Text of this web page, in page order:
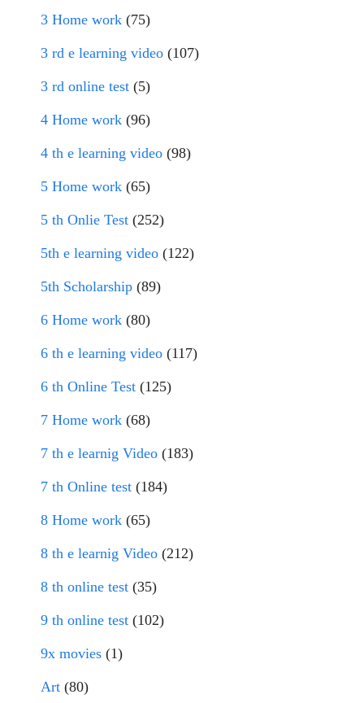
3 Home work (75)
3 rd e learning video (107)
3 rd online test (5)
4 Home work (96)
4 th e learning video (98)
5 Home work (65)
5 th Onlie Test (252)
5th e learning video (122)
5th Scholarship (89)
6 Home work (80)
6 th e learning video (117)
6 th Online Test (125)
7 Home work (68)
7 th e learnig Video (183)
7 th Online test (184)
8 Home work (65)
8 th e learnig Video (212)
8 th online test (35)
9 th online test (102)
9x movies (1)
Art (80)